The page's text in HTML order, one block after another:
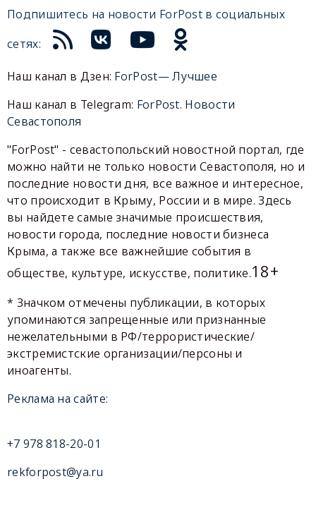
Подпишитесь на новости ForPost в социальных
сетях:
Наш канал в Дзен: ForPost— Лучшее
Наш канал в Telegram: ForPost. Новости
Севастополя
"ForPost" - севастопольский новостной портал, где
можно найти не только новости Севастополя, но и
последние новости дня, все важное и интересное,
что происходит в Крыму, России и в мире. Здесь
вы найдете самые значимые происшествия,
новости города, последние новости бизнеса
Крыма, а также все важнейшие события в
обществе, культуре, искусстве, политике.18+
* Значком отмечены публикации, в которых
упоминаются запрещенные или признанные
нежелательными в РФ/террористические/
экстремистские организации/персоны и
иноагенты.
Реклама на сайте:
+7 978 818-20-01
rekforpost@ya.ru